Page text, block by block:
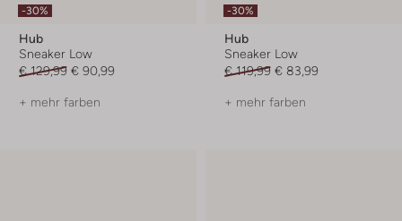
-30%
Hub
Sneaker Low
€ 129,99 € 90,99
+ mehr farben
-30%
Hub
Sneaker Low
€ 119,99 € 83,99
+ mehr farben